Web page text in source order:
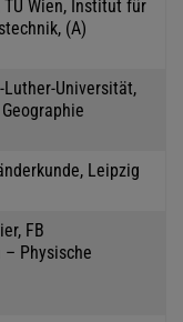
TU Wien, Institut für
(A)
Luther-Universität,
Leipzig
FB
– Physische